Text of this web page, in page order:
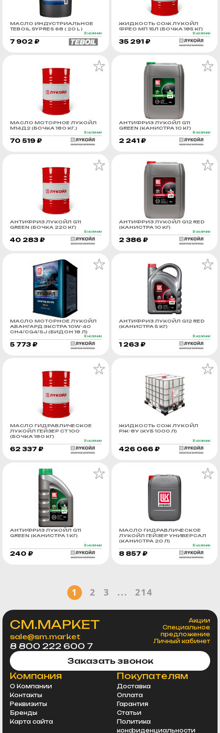
МАСЛО ИНДУСТРИАЛЬНОЕ
TEBOIL SYPRES 68 ( 20 L )
В наличии
7 902 ₽
ЖИДКОСТЬ СОЖ ЛУКОЙЛ
ФРЕО МП 15Л (БОЧКА 185 КГ)
В наличии
35 291 ₽
МАСЛО МОТОРНОЕ ЛУКОЙЛ
М14Д2 (БОЧКА 180 КГ.)
В наличии
70 519 ₽
АНТИФРИЗ ЛУКОЙЛ G11
GREEN (КАНИСТРА 10 КГ)
В наличии
2 241 ₽
АНТИФРИЗ ЛУКОЙЛ G11
GREEN (БОЧКА 220 КГ)
В наличии
40 283 ₽
АНТИФРИЗ ЛУКОЙЛ G12 RED
(КАНИСТРА 10 КГ)
В наличии
2 386 ₽
МАСЛО МОТОРНОЕ ЛУКОЙЛ
АВАНГАРД ЭКСТРА 10W-40
CH4/CG4/SJ (БИДОН 18 Л)
В наличии
5 773 ₽
АНТИФРИЗ ЛУКОЙЛ G12 RED
(КАНИСТРА 5 КГ)
В наличии
1 263 ₽
МАСЛО ГИДРАВЛИЧЕСКОЕ
ЛУКОЙЛ ГЕЙЗЕР СТ 100
(БОЧКА 180 КГ)
В наличии
62 337 ₽
ЖИДКОСТЬ СОЖ ЛУКОЙЛ
РЖ-8У (КУБ 1000 Л)
В наличии
426 066 ₽
АНТИФРИЗ ЛУКОЙЛ G11
GREEN (КАНИСТРА 1 КГ)
В наличии
240 ₽
МАСЛО ГИДРАВЛИЧЕСКОЕ
ЛУКОЙЛ ГЕЙЗЕР УНИВЕРСАЛ
(КАНИСТРА 20 Л)
В наличии
8 857 ₽
1 2 3 ... 214
СМ.МАРКЕТ
sale@sm.market
8 800 222 600 7
Акции
Специальное
предложение
Личный кабинет
Заказать звонок
Компания
О Компании
Контакты
Реквизиты
Бренды
Карта сайта
Покупателям
Доставка
Оплата
Гарантия
Статьи
Политика
конфиденциальности